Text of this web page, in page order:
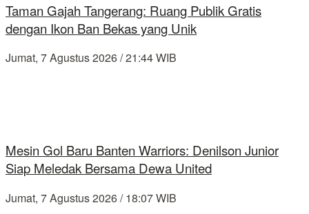
Taman Gajah Tangerang: Ruang Publik Gratis
dengan Ikon Ban Bekas yang Unik
Jumat, 7 Agustus 2026 / 21:44 WIB
Mesin Gol Baru Banten Warriors: Denilson Junior
Siap Meledak Bersama Dewa United
Jumat, 7 Agustus 2026 / 18:07 WIB